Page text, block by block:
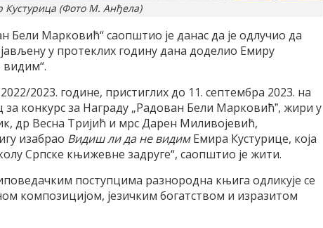
Кустурица (Фото М. Анђела)
Бели Марковић“ саопштио је данас да је одлучио да
у протеклих годину дана доделио Емиру
2023. године, пристиглих до 11. септембра 2023. на
за конкурс за Награду „Радован Бели Марковићˮ, жири у
др Весна Тријић и мрс Дарен Миливојевић,
изабрао Видиш ли да не видимЕмира Кустурице, која
Српске књижевне задруге“, саопштио је жити.
поступцима разнородна књига одликује се
композицијом, језичким богатством и изразитом